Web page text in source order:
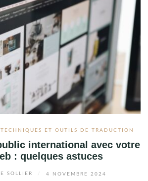
TECHNIQUES ET OUTILS DE TRADUCTION
international avec votre
: quelques astuces
SOLLIER 4 NOVEMBRE 2024